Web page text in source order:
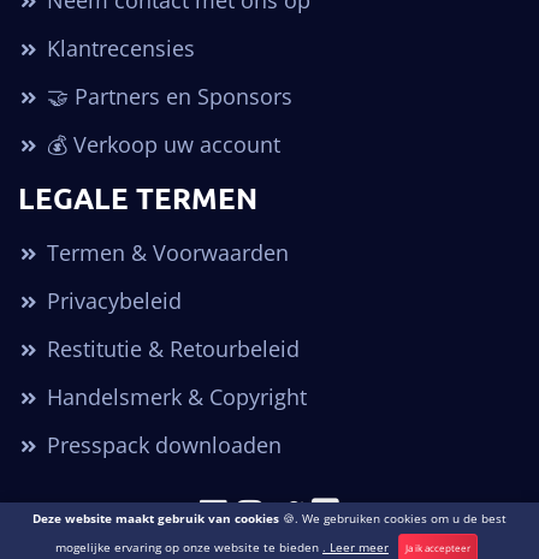
Klantrecensies
🤝 Partners en Sponsors
💰 Verkoop uw account
LEGALE TERMEN
Termen & Voorwaarden
Privacybeleid
Restitutie & Retourbeleid
Handelsmerk & Copyright
Presspack downloaden
Copyright © 2026. Alle rechten voorbehouden POGO Accounts ®
Deze website maakt gebruik van cookies 🍪. We gebruiken cookies om u de best
mogelijke ervaring op onze website te bieden . Leer meer Ja ik accepteer